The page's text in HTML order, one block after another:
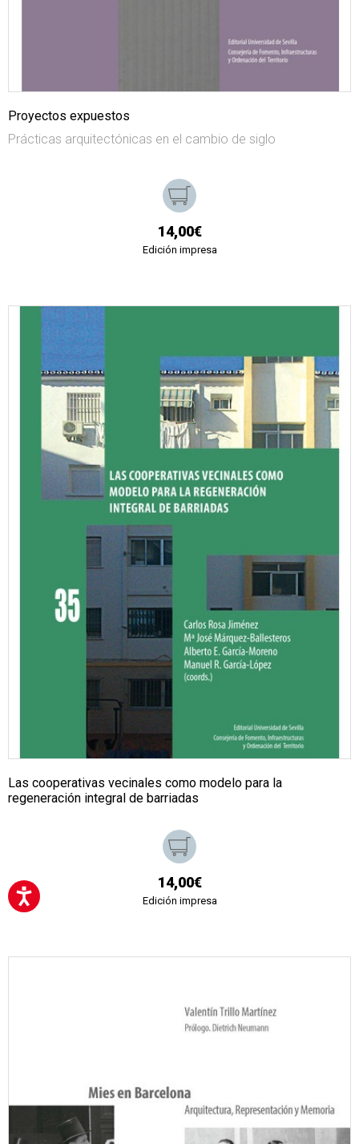
Proyectos expuestos
Prácticas arquitectónicas en el cambio de siglo
14,00€
Edición impresa
Las cooperativas vecinales como modelo para la
regeneración integral de barriadas
14,00€
Edición impresa